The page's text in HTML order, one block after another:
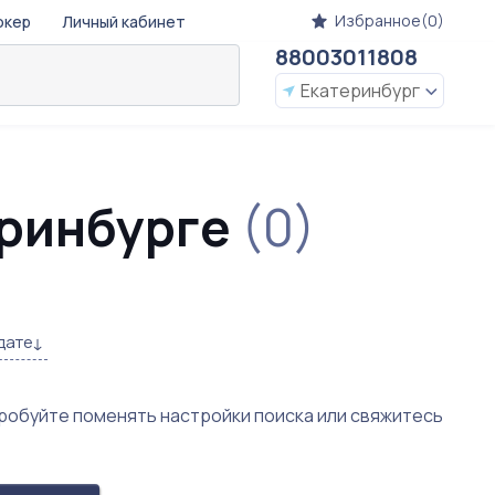
Личный кабинет Избранное(0)
88003011808
Екатеринбург
(0)
поменять настройки поиска или свяжитесь